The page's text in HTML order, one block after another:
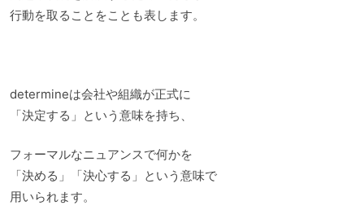
行動を取ることをことも表します。
determineは会社や組織が正式に
「決定する」という意味を持ち、
フォーマルなニュアンスで何かを
「決める」「決心する」という意味で
用いられます。